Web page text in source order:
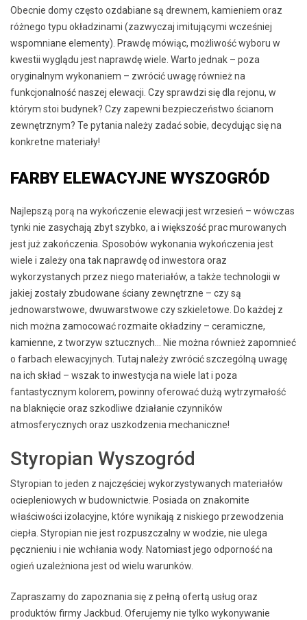
Obecnie domy często ozdabiane są drewnem, kamieniem oraz
różnego typu okładzinami (zazwyczaj imitującymi wcześniej
wspomniane elementy). Prawdę mówiąc, możliwość wyboru w
kwestii wyglądu jest naprawdę wiele. Warto jednak – poza
oryginalnym wykonaniem – zwrócić uwagę również na
funkcjonalność naszej elewacji. Czy sprawdzi się dla rejonu, w
którym stoi budynek? Czy zapewni bezpieczeństwo ścianom
zewnętrznym? Te pytania należy zadać sobie, decydując się na
konkretne materiały!
FARBY ELEWACYJNE WYSZOGRÓD
Najlepszą porą na wykończenie elewacji jest wrzesień – wówczas
tynki nie zasychają zbyt szybko, a i większość prac murowanych
jest już zakończenia. Sposobów wykonania wykończenia jest
wiele i zależy ona tak naprawdę od inwestora oraz
wykorzystanych przez niego materiałów, a także technologii w
jakiej zostały zbudowane ściany zewnętrzne – czy są
jednowarstwowe, dwuwarstwowe czy szkieletowe. Do każdej z
nich można zamocować rozmaite okładziny – ceramiczne,
kamienne, z tworzyw sztucznych… Nie można również zapomnieć
o farbach elewacyjnych. Tutaj należy zwrócić szczególną uwagę
na ich skład – wszak to inwestycja na wiele lat i poza
fantastycznym kolorem, powinny oferować dużą wytrzymałość
na blaknięcie oraz szkodliwe działanie czynników
atmosferycznych oraz uszkodzenia mechaniczne!
Styropian Wyszogród
Styropian to jeden z najczęściej wykorzystywanych materiałów
ociepleniowych w budownictwie. Posiada on znakomite
właściwości izolacyjne, które wynikają z niskiego przewodzenia
ciepła. Styropian nie jest rozpuszczalny w wodzie, nie ulega
pęcznieniu i nie wchłania wody. Natomiast jego odporność na
ogień uzależniona jest od wielu warunków.
Zapraszamy do zapoznania się z pełną ofertą usług oraz
produktów firmy Jackbud. Oferujemy nie tylko wykonywanie